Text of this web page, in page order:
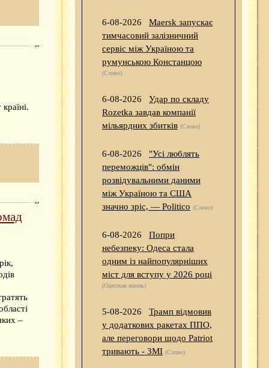
–
6-08-2026
Maersk запускає
тимчасовий залізничний
сервіс між Україною та
румунською Констанцою
(Слово)
6-08-2026
Удар по складу
Rozetka завдав компанії
мільярдних збитків (Слово)
6-08-2026
"Усі люблять
переможців": обмін
розвідувальними даними
між Україною та США
значно зріс, — Politico (Слово)
6-08-2026
Попри
небезпеку: Одеса стала
одним із найпопулярніших
міст для вступу у 2026 році
(Одесская жизнь)
5-08-2026
Трамп відмовив
у додаткових ракетах ППО,
але переговори щодо Patriot
тривають - ЗМІ (Слово)